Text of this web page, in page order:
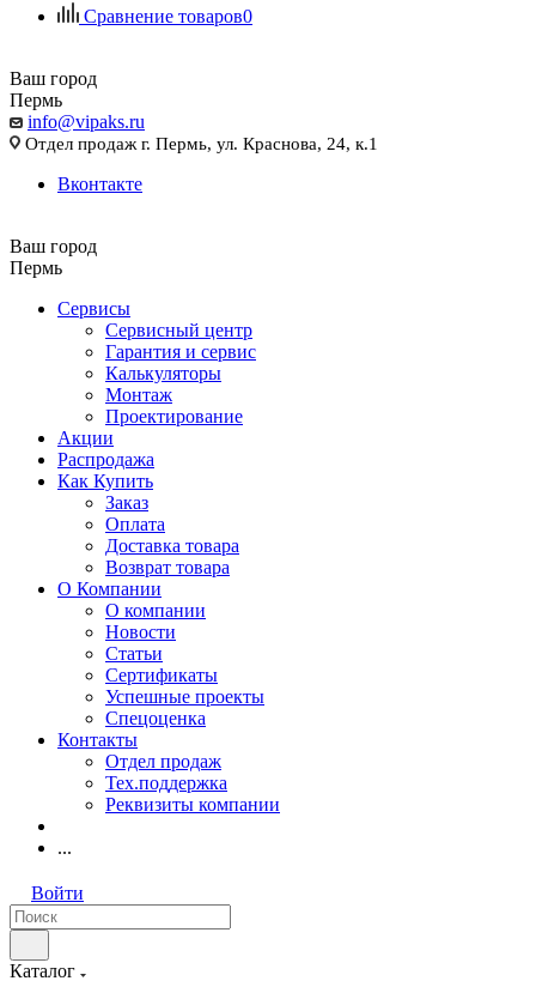
Сравнение товаров0
Ваш город
Пермь
info@vipaks.ru
Отдел продаж г. Пермь, ул. Краснова, 24, к.1
Вконтакте
Ваш город
Пермь
Сервисы
Сервисный центр
Гарантия и сервис
Калькуляторы
Монтаж
Проектирование
Акции
Распродажа
Как Купить
Заказ
Оплата
Доставка товара
Возврат товара
О Компании
О компании
Новости
Статьи
Сертификаты
Успешные проекты
Спецоценка
Контакты
Отдел продаж
Тех.поддержка
Реквизиты компании
...
Войти
Каталог